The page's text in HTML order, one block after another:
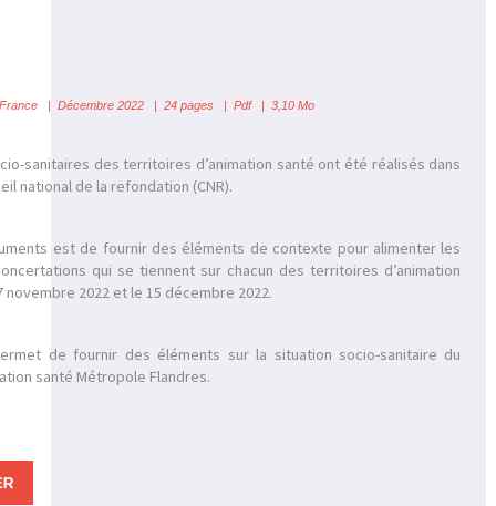
France | Décembre 2022 | 24 pages | Pdf | 3,10 Mo
sanitaires des territoires d’animation santé ont été réalisés dans
national de la refondation (CNR).
est de fournir des éléments de contexte pour alimenter les
qui se tiennent sur chacun des territoires d’animation
novembre 2022 et le 15 décembre 2022.
de fournir des éléments sur la situation socio-sanitaire du
santé Métropole Flandres.